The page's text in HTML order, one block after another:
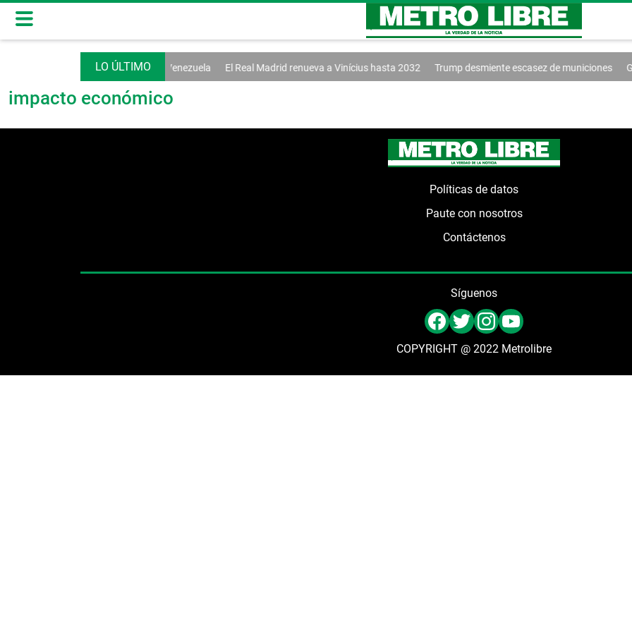
y oposición inician diálogo en Venezuela El Real Madrid renueva a Vinícius hasta 2032 Trump desmiente escasez de municiones
impacto económico
Políticas de datos
Paute con nosotros
Contáctenos
Síguenos
COPYRIGHT @ 2022 Metrolibre